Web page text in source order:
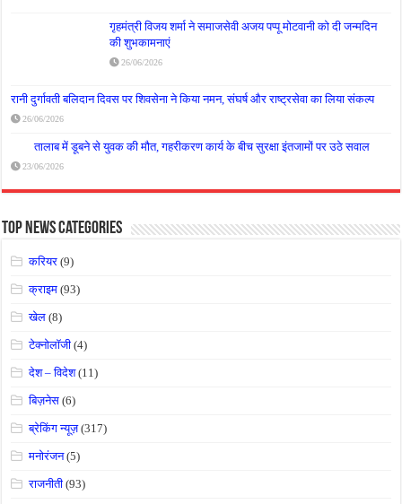
गृहमंत्री विजय शर्मा ने समाजसेवी अजय पप्पू मोटवानी को दी जन्मदिन
की शुभकामनाएं
26/06/2026
रानी दुर्गावती बलिदान दिवस पर शिवसेना ने किया नमन, संघर्ष और राष्ट्रसेवा का लिया संकल्प
26/06/2026
तालाब में डूबने से युवक की मौत, गहरीकरण कार्य के बीच सुरक्षा इंतजामों पर उठे सवाल
23/06/2026
Top News Categories
करियर (9)
क्राइम (93)
खेल (8)
टेक्नोलॉजी (4)
देश – विदेश(11)
बिज़नेस (6)
ब्रेकिंग न्यूज़(317)
मनोरंजन(5)
राजनीती (93)